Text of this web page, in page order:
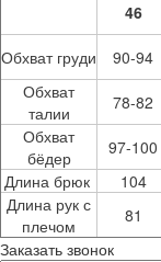
46
Обхват груди 90-94
Обхват
талии
78-82
Обхват
бёдер
97-100
Длина брюк
104
Длина рук с
плечом
81
Заказать звонок